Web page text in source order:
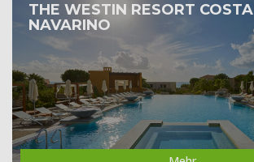
THE WESTIN RESORT COSTA
NAVARINO